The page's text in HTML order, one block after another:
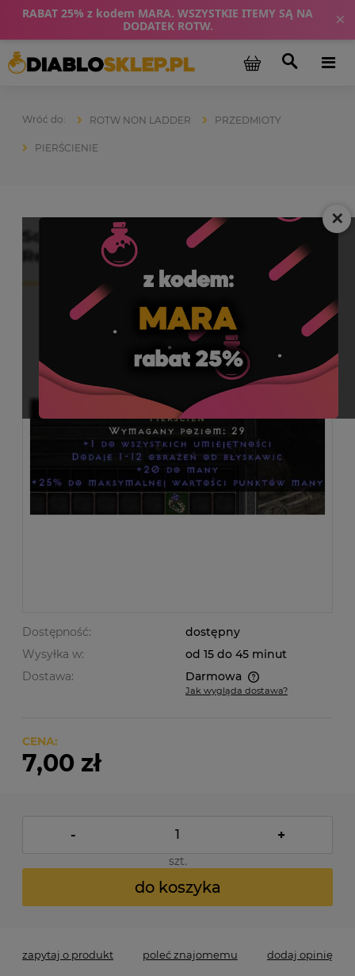
RABAT 25% z kodem MARA. WSZYSTKIE ITEMY SĄ NA
DODATEK ROTW.
×
ROTW NON LADDER PRZEDMIOTY
PIERŚCIENIE
✕
Soj Kamień Jordana Diablo 2
Resurrected ROTW Non Ladder
Dostępność:
dostępny
Wysyłka w:
od 15 do 45 minut
Dostawa:
Darmowa
Cena nie zawiera ewentualnych kosztów płatności
Jak wygląda dostawa?
CENA:
7,00 zł
- +
szt.
do koszyka
zapytaj o produkt poleć znajomemu dodaj opinię